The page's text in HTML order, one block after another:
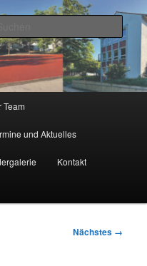
Team
und Aktuelles
Kontakt
Nächstes →